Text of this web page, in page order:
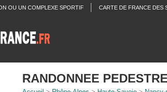
OU UN COMPLEXE SPORTIF CARTE DE FRANCE DES
RANDONNEE PEDESTRE